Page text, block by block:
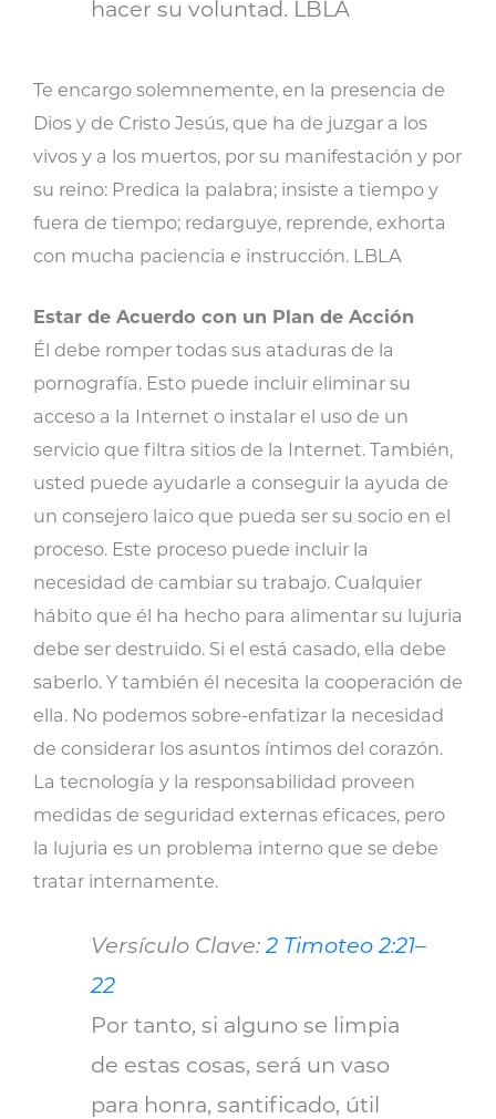
hacer su voluntad. LBLA
Te encargo solemnemente, en la presencia de
Dios y de Cristo Jesús, que ha de juzgar a los
vivos y a los muertos, por su manifestación y por
su reino: Predica la palabra; insiste a tiempo y
fuera de tiempo; redarguye, reprende, exhorta
con mucha paciencia e instrucción. LBLA
Estar de Acuerdo con un Plan de Acción
Él debe romper todas sus ataduras de la
pornografía. Esto puede incluir eliminar su
acceso a la Internet o instalar el uso de un
servicio que filtra sitios de la Internet. También,
usted puede ayudarle a conseguir la ayuda de
un consejero laico que pueda ser su socio en el
proceso. Este proceso puede incluir la
necesidad de cambiar su trabajo. Cualquier
hábito que él ha hecho para alimentar su lujuria
debe ser destruido. Si el está casado, ella debe
saberlo. Y también él necesita la cooperación de
ella. No podemos sobre-enfatizar la necesidad
de considerar los asuntos íntimos del corazón.
La tecnología y la responsabilidad proveen
medidas de seguridad externas eficaces, pero
la lujuria es un problema interno que se debe
tratar internamente.
Versículo Clave:2 Timoteo 2:21–
22
Por tanto, si alguno se limpia
de estas cosas, será un vaso
para honra, santificado, útil